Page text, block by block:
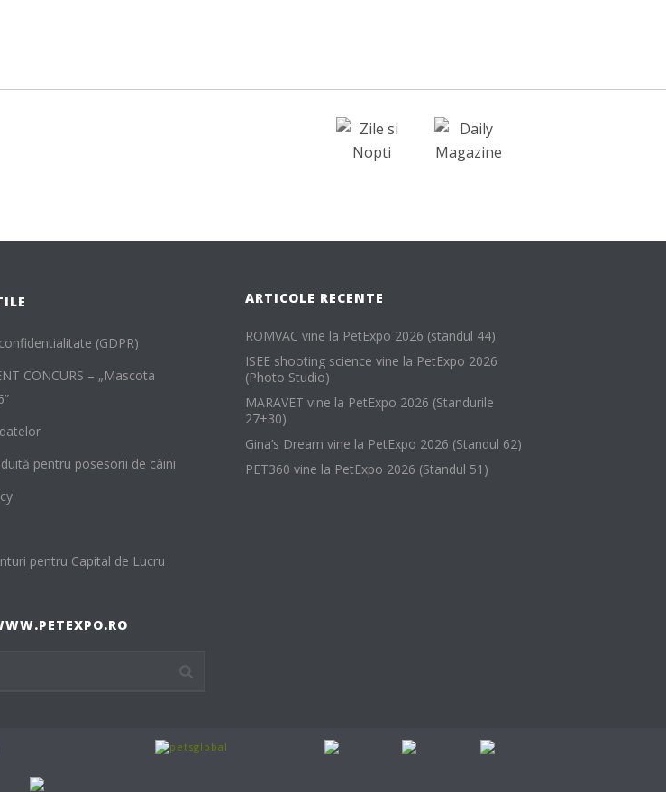
(GDPR)
CONCURS – „Mascota
pentru posesorii de câini
pentru Capital de Lucru
ARTICOLE RECENTE
ROMVAC vine la PetExpo 2026 (standul 44)
ISEE shooting science vine la PetExpo 2026
(Photo Studio)
MARAVET vine la PetExpo 2026 (Standurile
27+30)
Gina’s Dream vine la PetExpo 2026 (Standul 62)
PET360 vine la PetExpo 2026 (Standul 51)